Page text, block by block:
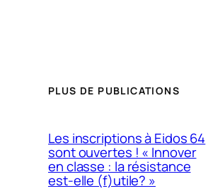
PLUS DE PUBLICATIONS
Les inscriptions à Eidos 64
sont ouvertes ! « Innover
en classe : la résistance
est-elle (f)utile? »